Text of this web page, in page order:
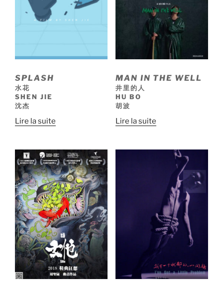
SPLASH
水花
SHEN JIE
沈杰
Lire la suite
MAN IN THE WELL
井里的人
HU BO
胡波
Lire la suite